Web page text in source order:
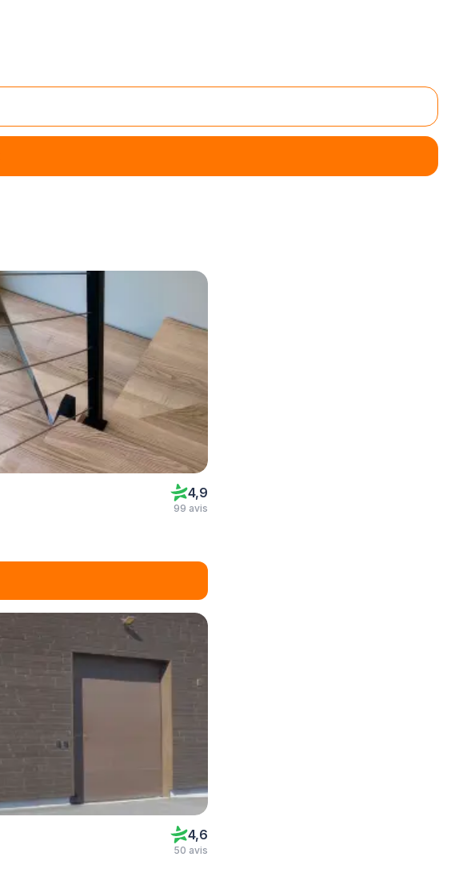
4,9
99 avis
4,6
50 avis